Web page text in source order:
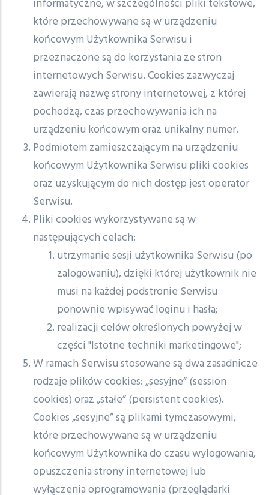
informatyczne, w szczególności pliki tekstowe,
które przechowywane są w urządzeniu
końcowym Użytkownika Serwisu i
przeznaczone są do korzystania ze stron
internetowych Serwisu. Cookies zazwyczaj
zawierają nazwę strony internetowej, z której
pochodzą, czas przechowywania ich na
urządzeniu końcowym oraz unikalny numer.
Podmiotem zamieszczającym na urządzeniu
końcowym Użytkownika Serwisu pliki cookies
oraz uzyskującym do nich dostęp jest operator
Serwisu.
Pliki cookies wykorzystywane są w
następujących celach:
utrzymanie sesji użytkownika Serwisu (po
zalogowaniu), dzięki której użytkownik nie
musi na każdej podstronie Serwisu
ponownie wpisywać loginu i hasła;
realizacji celów określonych powyżej w
części "Istotne techniki marketingowe";
W ramach Serwisu stosowane są dwa zasadnicze
rodzaje plików cookies: „sesyjne” (session
cookies) oraz „stałe” (persistent cookies).
Cookies „sesyjne” są plikami tymczasowymi,
które przechowywane są w urządzeniu
końcowym Użytkownika do czasu wylogowania,
opuszczenia strony internetowej lub
wyłączenia oprogramowania (przeglądarki